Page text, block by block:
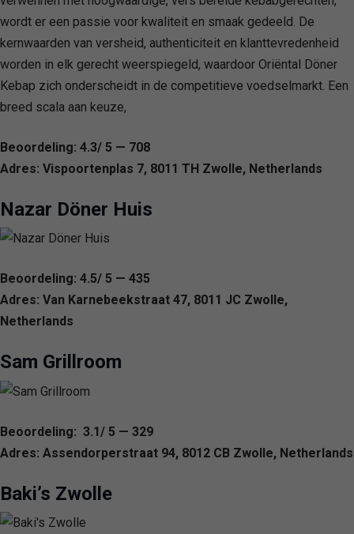
wordt er een passie voor kwaliteit en smaak gedeeld. De
kernwaarden van versheid, authenticiteit en klanttevredenheid
worden in elk gerecht weerspiegeld, waardoor Oriëntal Döner
Kebap zich onderscheidt in de competitieve voedselmarkt. Een
breed scala aan keuze,
Beoordeling: 4.3/ 5 — 708
Adres: Vispoortenplas 7, 8011 TH Zwolle, Netherlands
Nazar Döner Huis
Beoordeling: 4.5/ 5 — 435
Adres: Van Karnebeekstraat 47, 8011 JC Zwolle,
Netherlands
Sam Grillroom
Beoordeling: 3.1/ 5 — 329
Adres: Assendorperstraat 94, 8012 CB Zwolle, Netherlands
Baki’s Zwolle